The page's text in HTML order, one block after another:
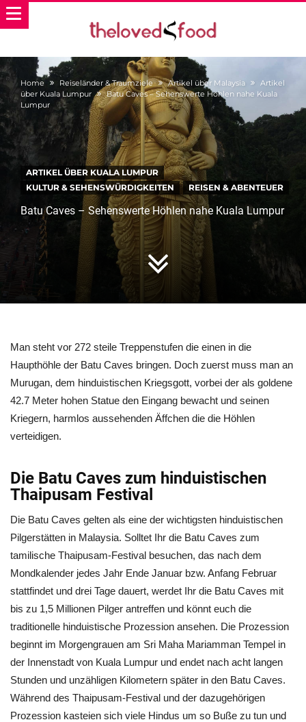
Home Reiseländer & Traumziele Artikel über Malaysia
Artikel
über Kuala Lumpur
Batu Caves – Sehenswerte Höhlen nahe Kuala
Lumpur
ARTIKEL ÜBER KUALA LUMPUR
KULTUR & SEHENSWÜRDIGKEITEN
REISEN & ABENTEUER
Batu Caves – Sehenswerte Höhlen nahe Kuala Lumpur
Man steht vor 272 steile Treppenstufen die einen in die
Haupthöhle der Batu Caves bringen. Doch zuerst muss man an
Murugan, dem hinduistischen Kriegsgott, vorbei der als goldene
42.7 Meter hohen Statue den Eingang bewacht und seinen
Kriegern, harmlos aussehenden Äffchen die die Höhlen
verteidigen.
Die Batu Caves zum hinduistischen
Thaipusam Festival
Die Batu Caves gelten als eine der wichtigsten hinduistischen
Pilgerstätten in Malaysia. Solltet Ihr die Batu Caves zum
tamilische Thaipusam-Festival besuchen, das nach dem
Mondkalender jedes Jahr Ende Januar bzw. Anfang Februar
stattfindet und drei Tage dauert, werdet Ihr die Batu Caves mit
bis zu 1,5 Millionen Pilger antreffen und könnt euch die
traditionelle hinduistische Prozession ansehen. Die Prozession
beginnt im Morgengrauen am Sri Maha Mariamman Tempel in
der Innenstadt von Kuala Lumpur und endet nach acht langen
Stunden und unzähligen Kilometern später in den Batu Caves.
Während des Thaipusam-Festival und der dazugehörigen
Prozession kasteien sich viele Hindus um so Buße zu tun und